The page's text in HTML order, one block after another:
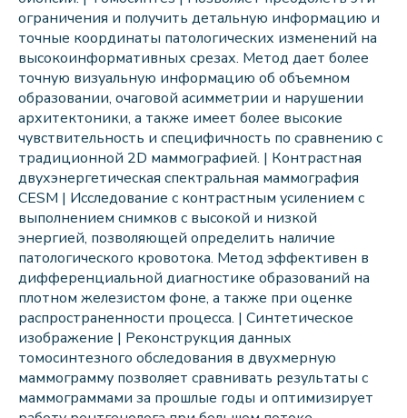
ограничения и получить детальную информацию и
точные координаты патологических изменений на
высокоинформативных срезах. Метод дает более
точную визуальную информацию об объемном
образовании, очаговой асимметрии и нарушении
архитектоники, а также имеет более высокие
чувствительность и специфичность по сравнению с
традиционной 2D маммографией. | Контрастная
двухэнергетическая спектральная маммография
CESM | Исследование с контрастным усилением с
выполнением снимков с высокой и низкой
энергией, позволяющей определить наличие
патологического кровотока. Метод эффективен в
дифференциальной диагностике образований на
плотном железистом фоне, а также при оценке
распространенности процесса. | Синтетическое
изображение | Реконструкция данных
томосинтезного обследования в двухмерную
маммограмму позволяет сравнивать результаты с
маммограммами за прошлые годы и оптимизирует